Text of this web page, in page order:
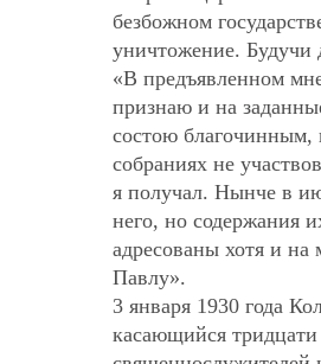
безбожном
уничтожение. Будучи
«В предъявленном
признаю и на
состою благочинным,
собраниях не
я получал. Нынче в
него, но содержания
адресованы хотя и на
Павлу».
3 января 1930 года
касающийся